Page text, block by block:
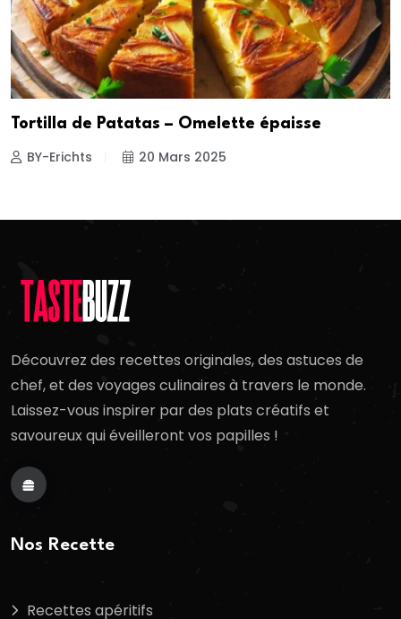
Tortilla de Patatas – Omelette épaisse
BY-Erichts 20 Mars 2025
Découvrez des recettes originales, des astuces de
chef, et des voyages culinaires à travers le monde.
Laissez-vous inspirer par des plats créatifs et
savoureux qui éveilleront vos papilles !
Nos Recette
Recettes apéritifs